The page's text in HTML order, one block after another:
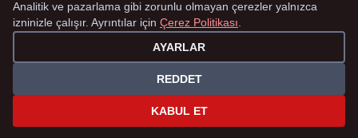
HT İTALIA HT38 KABLO TAKIP VE SIGORTA BULUCU
KDV Dahil
Analitik ve pazarlama gibi zorunlu olmayan çerezler yalnızca
izninizle çalışır. Ayrıntılar için Çerez Politikası.
AYARLAR
REDDET
KABUL ET